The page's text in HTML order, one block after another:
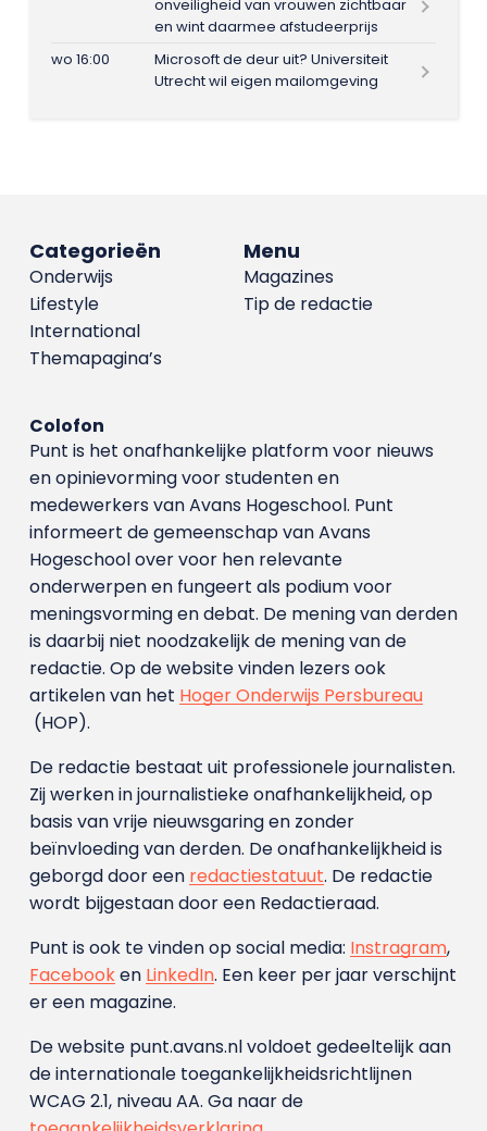
onveiligheid van vrouwen zichtbaar
en wint daarmee afstudeerprijs
wo 16:00
Microsoft de deur uit? Universiteit
Utrecht wil eigen mailomgeving
Menu
Magazines
Tip de redactie
Categorieën
Onderwijs
Lifestyle
International
Themapagina’s
Colofon
Punt is het onafhankelijke platform voor nieuws
en opinievorming voor studenten en
medewerkers van Avans Hoge­school. Punt
informeert de gemeenschap van Avans
Hogeschool over voor hen relevante
onderwerpen en fungeert als podium voor
meningsvorming en debat. De mening van derden
is daarbij niet noodzakelijk de mening van de
redactie. Op de website vinden lezers ook
artikelen van het Hoger Onderwijs Persbureau
(HOP).
De redactie bestaat uit professionele journalisten.
Zij werken in journalistieke onafhankelijkheid, op
basis van vrije nieuwsgaring en zonder
beïnvloeding van derden. De onafhankelijkheid is
geborgd door een redactiestatuut. De redactie
wordt bijgestaan door een Redactieraad.
Punt is ook te vinden op social media: Instragram,
Facebooken LinkedIn. Een keer per jaar verschijnt
er een magazine.
De website punt.avans.nl voldoet gedeeltelijk aan
de internationale toegankelijkheidsrichtlijnen
WCAG 2.1, niveau AA. Ga naar de